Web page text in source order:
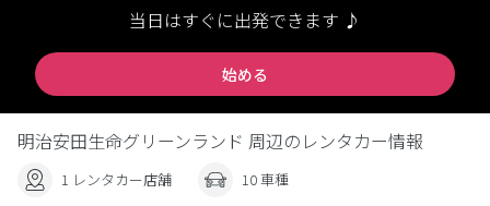
当日はすぐに出発できます ♪
始める
明治安田生命グリーンランド 周辺のレンタカー情報
1 レンタカー店舗 10 車種